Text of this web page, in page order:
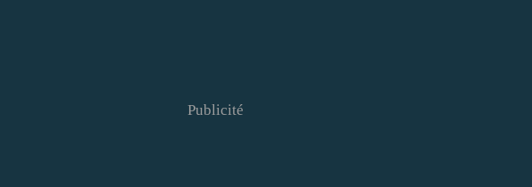
Publicité